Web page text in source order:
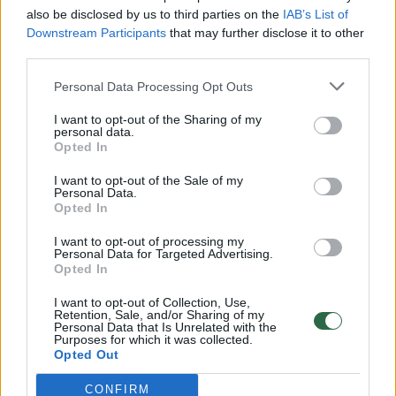
also be disclosed by us to third parties on the IAB’s List of
Downstream Participants that may further disclose it to other
Personal Data Processing Opt Outs
I want to opt-out of the Sharing of my
personal data.
Opted In
I want to opt-out of the Sale of my
Personal Data.
Opted In
I want to opt-out of processing my
Personal Data for Targeted Advertising.
Opted In
I want to opt-out of Collection, Use,
Retention, Sale, and/or Sharing of my
Personal Data that Is Unrelated with the
Purposes for which it was collected.
Opted Out
CONFIRM
Žinios | Lietuvos diena
00:00:57
Savaitės vidurys nusimato karštas: temperatūra kils iki
32 laipsnių šilumos
Žinios | Orai
00:15:54
V. Zalužno pasisakymą laiko bandymu įsitvirtinti
Laidos | Nauja diena
Sinoptikai atsakė, kokiais orais užbaigsime darbo
savaitę: karščiai atsitrauks
Žinios